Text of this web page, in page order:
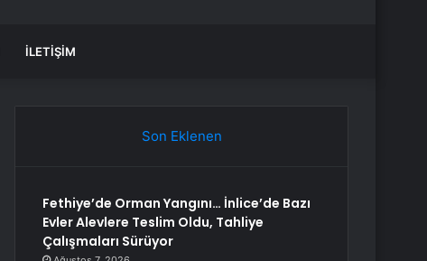
İLETIŞIM
Son Eklenen
Fethiye’de Orman Yangını… İnlice’de Bazı
Evler Alevlere Teslim Oldu, Tahliye
Çalışmaları Sürüyor